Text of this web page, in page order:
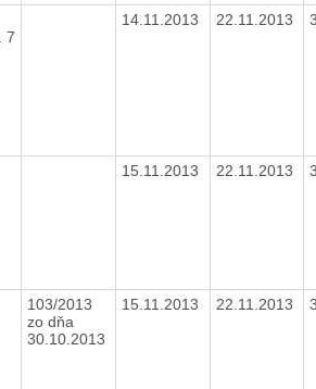
7
14.11.2013 22.11.2013
15.11.2013 22.11.2013
103/2013
zo dňa
30.10.2013
15.11.2013 22.11.2013